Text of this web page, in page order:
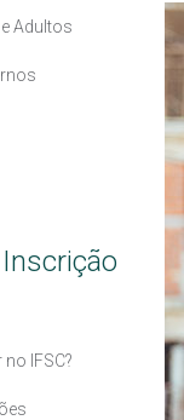
Adultos
IFSC?